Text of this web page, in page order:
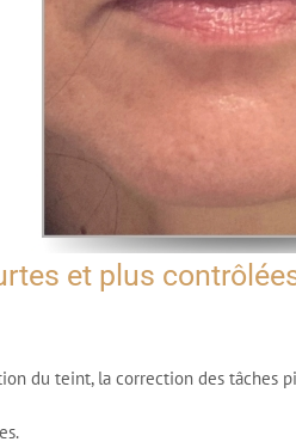
et plus
du teint, la correction des tâches